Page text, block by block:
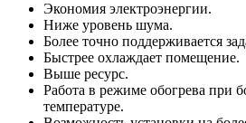
Экономия электроэнергии.
Ниже уровень шума.
Более точно поддерживается
Быстрее охлаждает помещение.
Выше ресурс.
Работа в режиме обогрева при
температуре.